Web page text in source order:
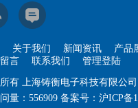
关于我们 新闻资讯 产品
言
联系我们 管理登陆
有 上海铸衡电子科技有限公司
量： 556909 备案号： 沪ICP备